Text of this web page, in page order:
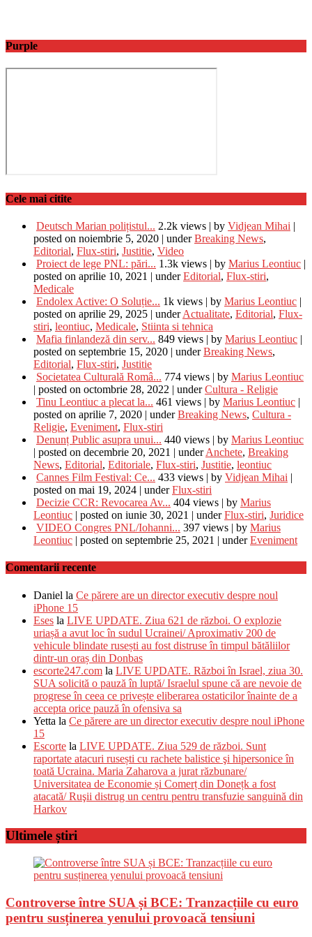
Purple
Cele mai citite
Deutsch Marian polițistul... 2.2k views | by Vidjean Mihai |
posted on noiembrie 5, 2020 | underBreaking News,
Editorial, Flux-stiri, Justitie, Video
Proiect de lege PNL: pări... 1.3k views | by Marius Leontiuc |
posted on aprilie 10, 2021 | underEditorial, Flux-stiri,
Medicale
Endolex Active: O Soluție... 1k views | by Marius Leontiuc |
posted on aprilie 29, 2025 | underActualitate, Editorial, Flux-
stiri, leontiuc, Medicale, Stiinta si tehnica
Mafia finlandeză din serv... 849 views | by Marius Leontiuc |
posted on septembrie 15, 2020 | underBreaking News,
Editorial, Flux-stiri, Justitie
Societatea Culturală Româ... 774 views | by Marius Leontiuc
| posted on octombrie 28, 2022 | underCultura - Religie
Tinu Leontiuc a plecat la... 461 views | by Marius Leontiuc |
posted on aprilie 7, 2020 | underBreaking News, Cultura -
Religie, Eveniment, Flux-stiri
Denunț Public asupra unui... 440 views | by Marius Leontiuc
| posted on decembrie 20, 2021 | underAnchete, Breaking
News, Editorial, Editoriale, Flux-stiri, Justitie, leontiuc
Cannes Film Festival: Ce... 433 views | by Vidjean Mihai |
posted on mai 19, 2024 | underFlux-stiri
Decizie CCR: Revocarea Av... 404 views | by Marius
Leontiuc | posted on iunie 30, 2021 | underFlux-stiri, Juridice
VIDEO Congres PNL/Iohanni... 397 views | by Marius
Leontiuc | posted on septembrie 25, 2021 | underEveniment
Comentarii recente
Daniel la Ce părere are un director executiv despre noul
iPhone 15
Eses la LIVE UPDATE. Ziua 621 de război. O explozie
uriașă a avut loc în sudul Ucrainei/ Aproximativ 200 de
vehicule blindate rusești au fost distruse în timpul bătăliilor
dintr-un oraș din Donbas
escorte247.com la LIVE UPDATE. Război în Israel, ziua 30.
SUA solicită o pauză în luptă/ Israelul spune că are nevoie de
progrese în ceea ce privește eliberarea ostaticilor înainte de a
accepta orice pauză în ofensiva sa
Yetta la Ce părere are un director executiv despre noul iPhone
15
Escorte la LIVE UPDATE. Ziua 529 de război. Sunt
raportate atacuri rusești cu rachete balistice şi hipersonice în
toată Ucraina. Maria Zaharova a jurat răzbunare/
Universitatea de Economie și Comerț din Donețk a fost
atacată/ Ruşii distrug un centru pentru transfuzie sanguină din
Harkov
Ultimele știri
Controverse între SUA și BCE: Tranzacțiile cu euro
pentru susținerea yenului provoacă tensiuni